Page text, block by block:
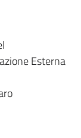
Esterna